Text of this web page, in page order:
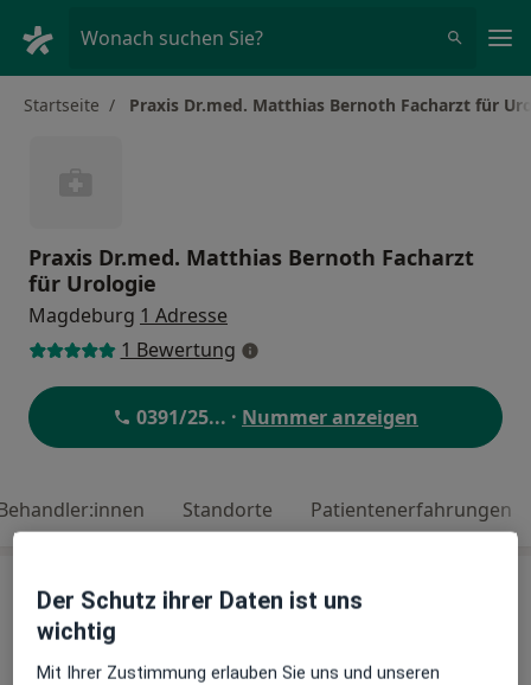
Wonach suchen Sie?
Startseite Praxis Dr.med. Matthias Bernoth Facharzt für
Praxis Dr.med. Matthias Bernoth Facharzt
für Urologie
Magdeburg 1 Adresse
1 Bewertung
0391/25... · Nummer anzeigen
Standorte Patientenerfahrungen
Behandler:innen Überprüfe meine Versicherung
Onkologe
Der Schutz ihrer Daten ist uns
wichtig
Mit Ihrer Zustimmung erlauben Sie uns und unseren